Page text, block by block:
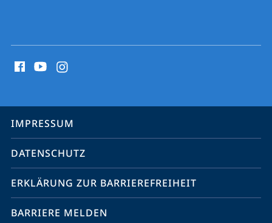
Media
Service-
Navigation
IMPRESSUM
DATENSCHUTZ
ERKLÄRUNG ZUR BARRIEREFREIHEIT
BARRIERE MELDEN